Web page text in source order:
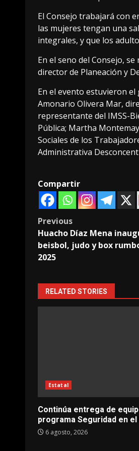
El Consejo trabajará con
las mujeres tengan una
integrales, y que los
En el seno del Consejo,
director de Planeación y
En el evento estuvieron
Amonario Olivera Mar,
representante del IMSS-
Pública; Martha
Sociales de los
Administrativa
Compartir
Post
navigation
Previous
Huacho Díaz Mena
beisbol, judo y box
2025
RELATED STORIES
Estatal
Continúa entrega de
programa Seguridad en el
6 agosto, 2026